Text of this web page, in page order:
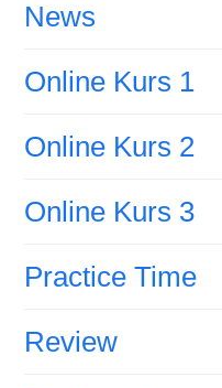
News
Online Kurs 1
Online Kurs 2
Online Kurs 3
Practice Time
Review